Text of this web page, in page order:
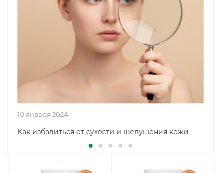
10 января 2024
Как избавиться от сухости и шелушения кожи